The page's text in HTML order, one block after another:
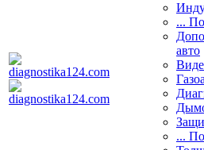
...
авто
...